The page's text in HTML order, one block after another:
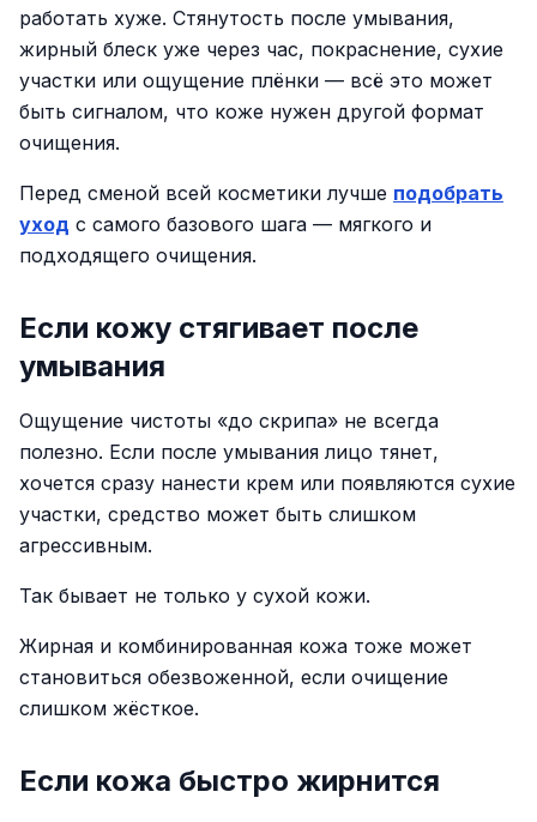
работать хуже. Стянутость после умывания,
жирный блеск уже через час, покраснение, сухие
участки или ощущение плёнки — всё это может
быть сигналом, что коже нужен другой формат
очищения.
Перед сменой всей косметики лучше подобрать
уход с самого базового шага — мягкого и
подходящего очищения.
Если кожу стягивает после
умывания
Ощущение чистоты «до скрипа» не всегда
полезно. Если после умывания лицо тянет,
хочется сразу нанести крем или появляются сухие
участки, средство может быть слишком
агрессивным.
Так бывает не только у сухой кожи.
Жирная и комбинированная кожа тоже может
становиться обезвоженной, если очищение
слишком жёсткое.
Если кожа быстро жирнится